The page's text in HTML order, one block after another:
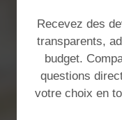
Recevez des
transparents,
budget.
questions
votre choix en